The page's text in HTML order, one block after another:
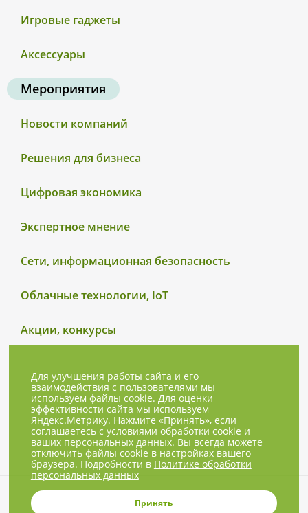
Игровые гаджеты
Аксессуары
Мероприятия
Новости компаний
Решения для бизнеса
Цифровая экономика
Экспертное мнение
Сети, информационная безопасность
Облачные технологии, IoT
Акции, конкурсы
© 2001-2026, NBPrice.ru — проект
Для улучшения работы сайта и его
взаимодействия с пользователями мы
используем файлы cookie. Для оценки
эффективности сайта мы используем
Яндекс.Метрику. Нажмите «Принять», если
соглашаетесь с условиями обработки cookie и
ваших персональных данных. Вы всегда можете
отключить файлы cookie в настройках вашего
браузера. Подробности в Политике обработки
персональных данных
Принять